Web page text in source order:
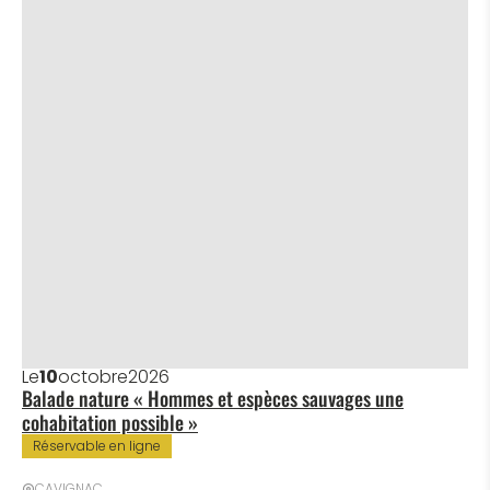
Balade nature « Hommes et espèces sauvages une
cohabitation possible »
Réservable en ligne
Le10octobre2026